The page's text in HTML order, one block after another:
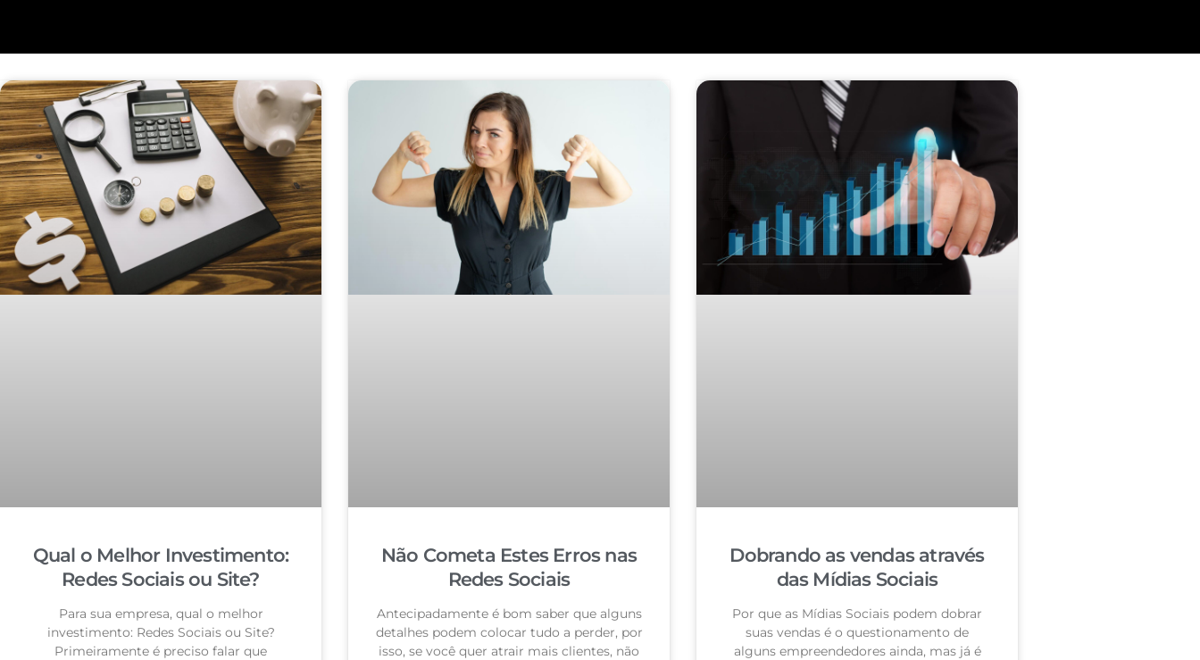
Qual o Melhor Investimento:
Redes Sociais ou Site?
Para sua empresa, qual o melhor
investimento: Redes Sociais ou Site?
Primeiramente é preciso falar que
Não Cometa Estes Erros nas
Redes Sociais
Antecipadamente é bom saber que alguns
detalhes podem colocar tudo a perder, por
isso, se você quer atrair mais clientes, não
Dobrando as vendas através
das Mídias Sociais
Por que as Mídias Sociais podem dobrar
suas vendas é o questionamento de
alguns empreendedores ainda, mas já é